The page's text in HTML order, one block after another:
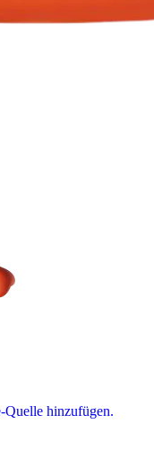
Quelle hinzufügen.